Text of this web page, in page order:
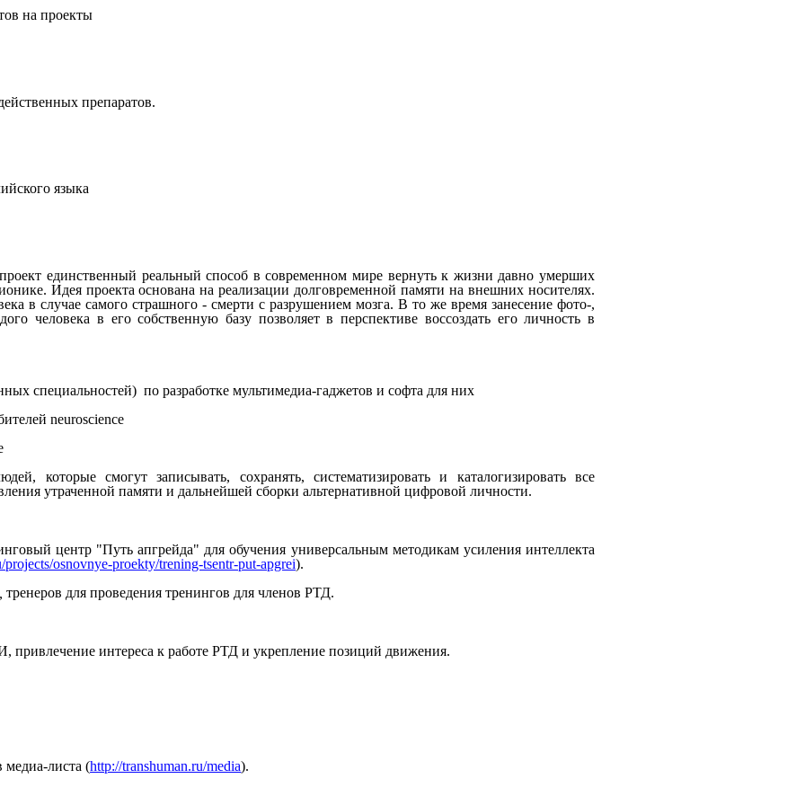
на проекты
препаратов.
языка
единственный реальный способ в современном мире вернуть к жизни давно умерших
Идея проекта основана на реализации долговременной памяти на внешних носителях.
в случае самого страшного - смерти с разрушением мозга. В то же время занесение фото-,
человека в его собственную базу позволяет в перспективе воссоздать его личность в
специальностей) по разработке мультимедиа-гаджетов и софта для них
neuroscience
которые смогут записывать, сохранять, систематизировать и каталогизировать все
утраченной памяти и дальнейшей сборки альтернативной цифровой личности.
центр "Путь апгрейда" для обучения универсальным методикам усиления интеллекта
projects/osnovnye-proekty/trening-tsentr-put-apgrei).
,тренеров для проведения тренингов для членов РТД.
привлечение интереса к работе РТД и укрепление позиций движения.
медиа-листа (http://transhuman.ru/media).